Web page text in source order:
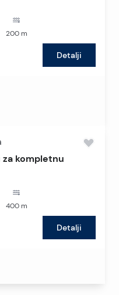
200m
Detalji
kompletnu
400m
Detalji